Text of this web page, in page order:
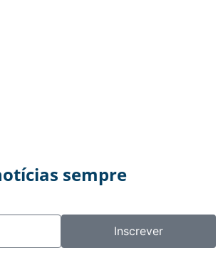
sempre
Inscrever